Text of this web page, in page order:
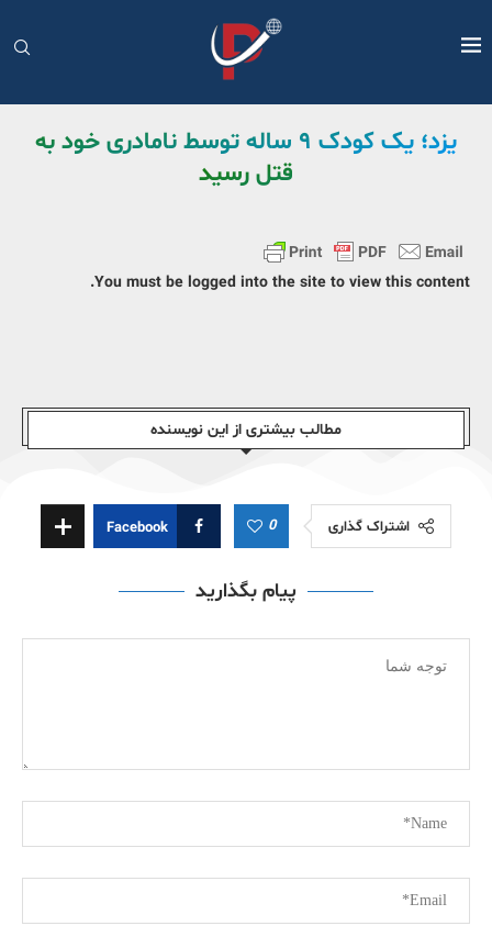
یزد؛ یک کودک ۹ ساله توسط نامادری خود به
قتل رسید
You must be logged into the site to view this content.
مطالب بیشتری از این نویسندە
اشتراک گذاری 0
Facebook
پیام بگذارید